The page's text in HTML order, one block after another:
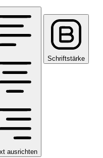
ausrichten
Schriftstärke